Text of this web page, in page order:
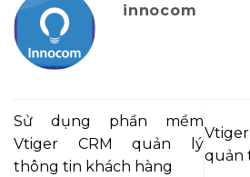
innocom
Sử dụng phần mềm
Vtiger CRM quản lý
thông tin khách hàng
quản